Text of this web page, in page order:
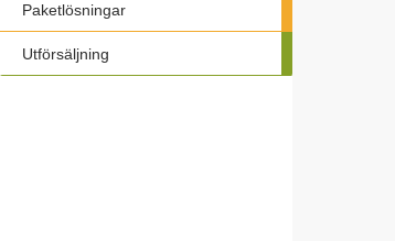
Paketlösningar
Utförsäljning